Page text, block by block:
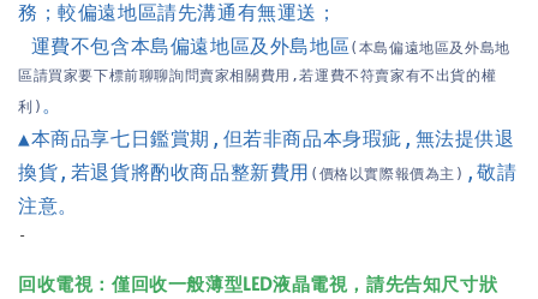
務；較偏遠地區請先溝通有無運送；
運費不包含本島偏遠地區及外島地區 (本島偏遠地區及外島地
區請買家要下標前聊聊詢問賣家相關費用,若運費不符賣家有不出貨的權
利) 。
▲本商品享七日鑑賞期 , 但若非商品本身瑕疵 , 無法提供退
換貨 , 若退貨將酌收商品整新費用 (價格以實際報價為主) ,敬請
注意。
-
回收電視： 僅回收一般薄型LED液晶電視，請先告知尺寸狀